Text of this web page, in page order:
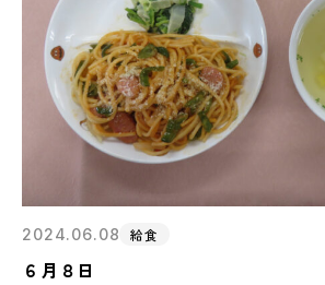
2024.06.08 給食
６月８日